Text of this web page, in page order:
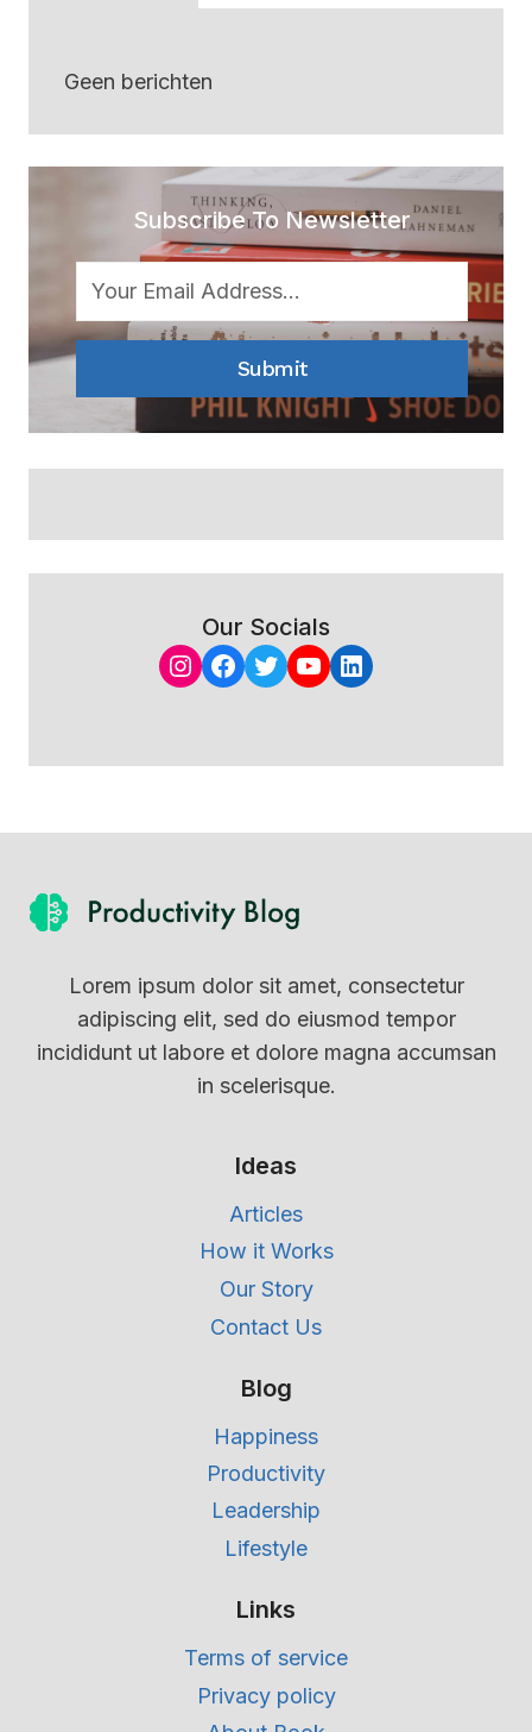
Geen berichten
Subscribe To Newsletter
Submit
Our Socials
Instagram
Facebook
Twitter
YouTube
LinkedIn
Lorem ipsum dolor sit amet, consectetur
adipiscing elit, sed do eiusmod tempor
incididunt ut labore et dolore magna accumsan
in scelerisque.
Ideas
Articles
How it Works
Our Story
Contact Us
Blog
Happiness
Productivity
Leadership
Lifestyle
Links
Terms of service
Privacy policy